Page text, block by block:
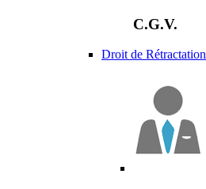
C.G.V.
Droit de Rétractation